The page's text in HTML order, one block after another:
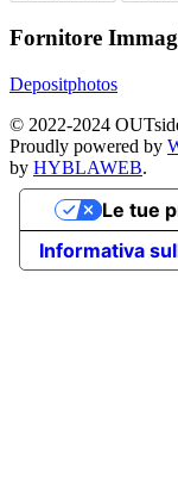
Fornitore
Depositphotos
© 2022-2024
Proudly powered by
by HYBLAWEB.
Informativa
Le tue